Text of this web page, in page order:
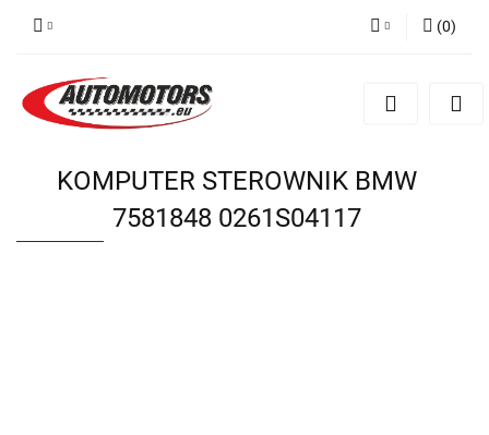
Zarejestruj się
(0)
KOMPUTER STEROWNIK BMW
7581848 0261S04117